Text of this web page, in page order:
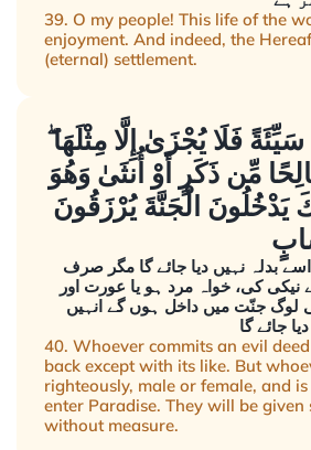
39. O my people! This life of the
enjoyment. And indeed, the
(eternal) settlement.
فَلَا يُجْزَىٰ إِلَّا مِثْلَهَا
مِّن ذَكَرٍ أَوْ أُنثَىٰ وَهُوَ
يَدْخُلُونَ الْجَنَّةَ يُرْزَقُونَ
بدلہ نہیں دیا جائے گا مگر صرف
نیکی کی، خواہ مرد ہو یا عورت اور
لوگ جنّت میں داخل ہوں گے انہیں
جائے گا
40. Whoever commits an evil
back except with its like. But
righteously, male or female, and
enter Paradise. They will be given
without measure.